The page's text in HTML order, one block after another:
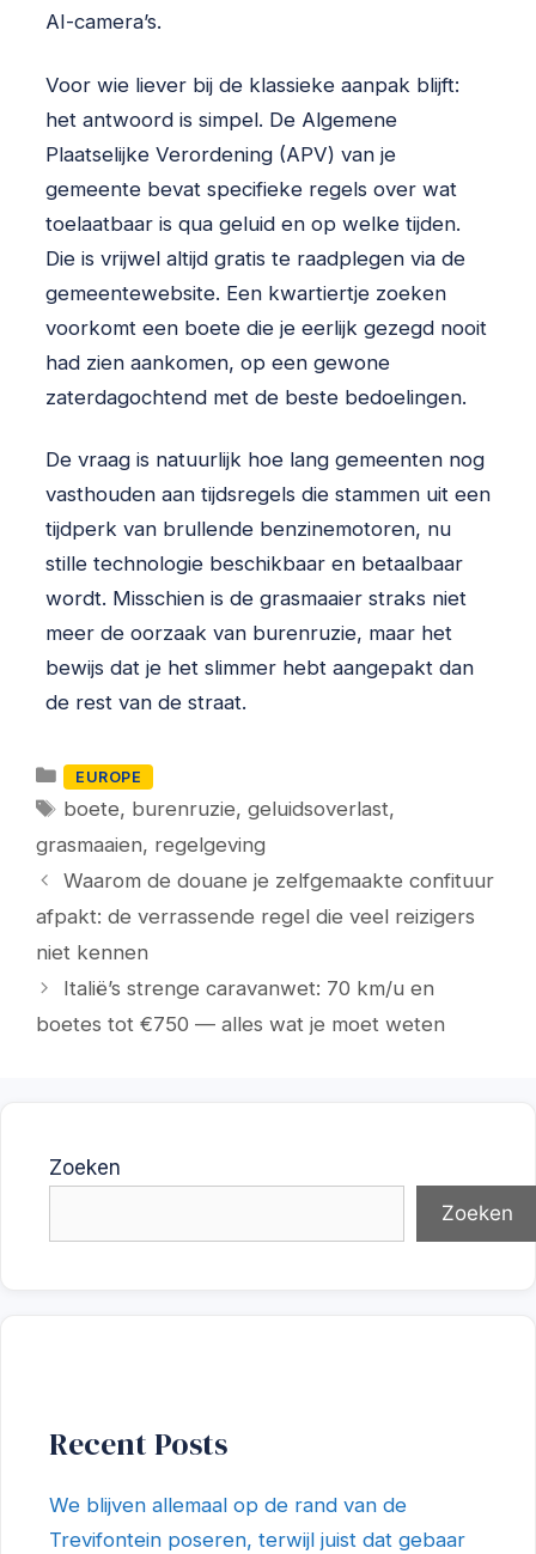
AI-camera’s.
Voor wie liever bij de klassieke aanpak blijft:
het antwoord is simpel. De Algemene
Plaatselijke Verordening (APV) van je
gemeente bevat specifieke regels over wat
toelaatbaar is qua geluid en op welke tijden.
Die is vrijwel altijd gratis te raadplegen via de
gemeentewebsite. Een kwartiertje zoeken
voorkomt een boete die je eerlijk gezegd nooit
had zien aankomen, op een gewone
zaterdagochtend met de beste bedoelingen.
De vraag is natuurlijk hoe lang gemeenten nog
vasthouden aan tijdsregels die stammen uit een
tijdperk van brullende benzinemotoren, nu
stille technologie beschikbaar en betaalbaar
wordt. Misschien is de grasmaaier straks niet
meer de oorzaak van burenruzie, maar het
bewijs dat je het slimmer hebt aangepakt dan
de rest van de straat.
Categorieën
EUROPE
Tags
boete, burenruzie,geluidsoverlast,
grasmaaien, regelgeving
Waarom de douane je zelfgemaakte confituur
afpakt: de verrassende regel die veel reizigers
niet kennen
Italië’s strenge caravanwet: 70 km/u en
boetes tot €750 — alles wat je moet weten
Zoeken
Zoeken
Recent Posts
We blijven allemaal op de rand van de
Trevifontein poseren, terwijl juist dat gebaar